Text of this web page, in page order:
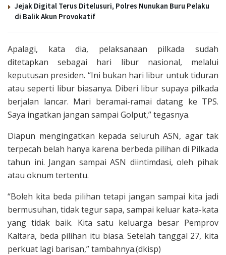
Jejak Digital Terus Ditelusuri, Polres Nunukan Buru Pelaku
di Balik Akun Provokatif
Apalagi, kata dia, pelaksanaan pilkada sudah
ditetapkan sebagai hari libur nasional, melalui
keputusan presiden. “Ini bukan hari libur untuk tiduran
atau seperti libur biasanya. Diberi libur supaya pilkada
berjalan lancar. Mari beramai-ramai datang ke TPS.
Saya ingatkan jangan sampai Golput,” tegasnya.
Diapun mengingatkan kepada seluruh ASN, agar tak
terpecah belah hanya karena berbeda pilihan di Pilkada
tahun ini. Jangan sampai ASN diintimdasi, oleh pihak
atau oknum tertentu.
“Boleh kita beda pilihan tetapi jangan sampai kita jadi
bermusuhan, tidak tegur sapa, sampai keluar kata-kata
yang tidak baik. Kita satu keluarga besar Pemprov
Kaltara, beda pilihan itu biasa. Setelah tanggal 27, kita
perkuat lagi barisan,” tambahnya.(dkisp)